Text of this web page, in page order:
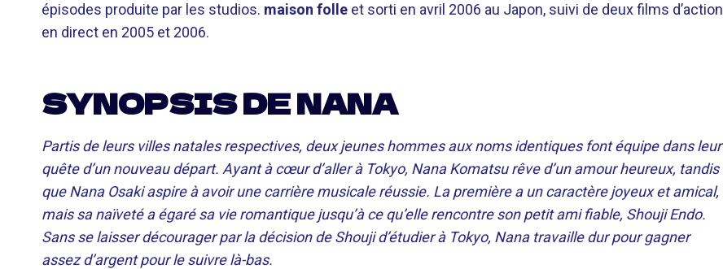
épisodes produite par les studios. maison folle et sorti en avril 2006 au Japon, suivi de deux films d’action
en direct en 2005 et 2006.
SYNOPSIS DE NANA
Partis de leurs villes natales respectives, deux jeunes hommes aux noms identiques font équipe dans leur
quête d’un nouveau départ. Ayant à cœur d’aller à Tokyo, Nana Komatsu rêve d’un amour heureux, tandis
que Nana Osaki aspire à avoir une carrière musicale réussie. La première a un caractère joyeux et amical,
mais sa naïveté a égaré sa vie romantique jusqu’à ce qu’elle rencontre son petit ami fiable, Shouji Endo.
Sans se laisser décourager par la décision de Shouji d’étudier à Tokyo, Nana travaille dur pour gagner
assez d’argent pour le suivre là-bas.